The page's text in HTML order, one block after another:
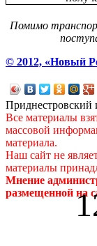
Помимо
© 2012, «Новый
Приднестровский
Все материалы
массовой
материала.
Наш сайт не
материалы
Мнение
размещенной на